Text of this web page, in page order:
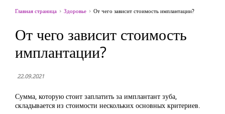
Главная страница Здоровье От чего зависит стоимость имплантации?
От чего зависит стоимость
имплантации?
22.09.2021
Сумма, которую стоит заплатить за имплантант зуба,
складывается из стоимости нескольких основных критериев.